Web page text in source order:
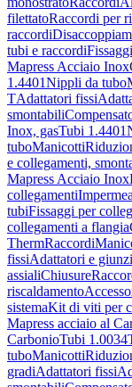
filettatoRaccordi per
raccordi
tubi e raccordi
Mapress Acciaio Inox
1.4401Nippli da tubo
TAdattatori fissi
smontabili
Inox, gasTubi 1.4401
tuboManicotti
e collegamenti,
Mapress Acciaio Inox
collegamenti
tubiFissaggi per
collegamenti a flangia
ThermRaccordi
fissiAdattatori e
assialiChiusure
riscaldamento
sistemaKit di viti per
Mapress acciaio al
CarbonioTubi 1.0034
tuboManicotti
gradiAdattatori fissi